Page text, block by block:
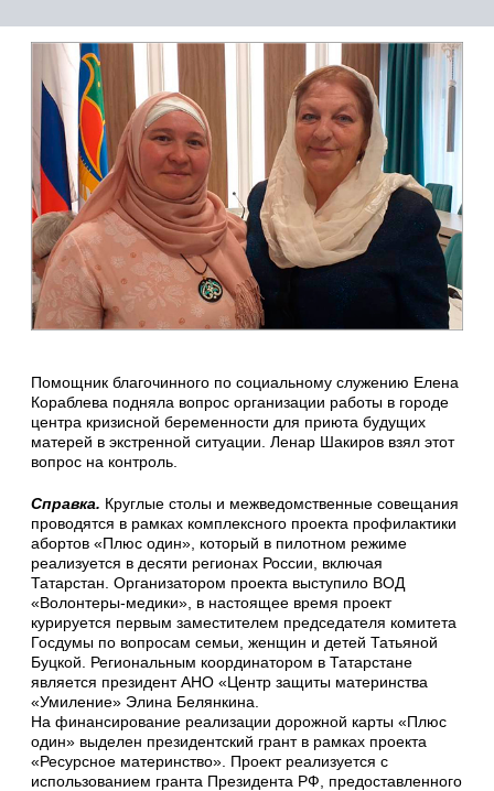
Помощник благочинного по социальному служению Елена
Кораблева подняла вопрос организации работы в городе
центра кризисной беременности для приюта будущих
матерей в экстренной ситуации. Ленар Шакиров взял этот
вопрос на контроль.
Справка. Круглые столы и межведомственные совещания
проводятся в рамках комплексного проекта профилактики
абортов «Плюс один», который в пилотном режиме
реализуется в десяти регионах России, включая
Татарстан. Организатором проекта выступило ВОД
«Волонтеры-медики», в настоящее время проект
курируется первым заместителем председателя комитета
Госдумы по вопросам семьи, женщин и детей Татьяной
Буцкой. Региональным координатором в Татарстане
является президент АНО «Центр защиты материнства
«Умиление» Элина Белянкина.
На финансирование реализации дорожной карты «Плюс
один» выделен президентский грант в рамках проекта
«Ресурсное материнство». Проект реализуется с
использованием гранта Президента РФ, предоставленного